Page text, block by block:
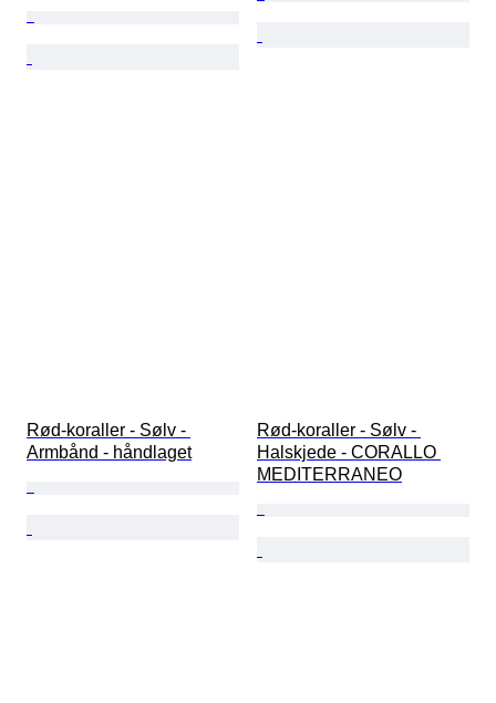
Rød-koraller - Sølv -
Armbånd - håndlaget
Rød-koraller - Sølv -
Halskjede - CORALLO
MEDITERRANEO